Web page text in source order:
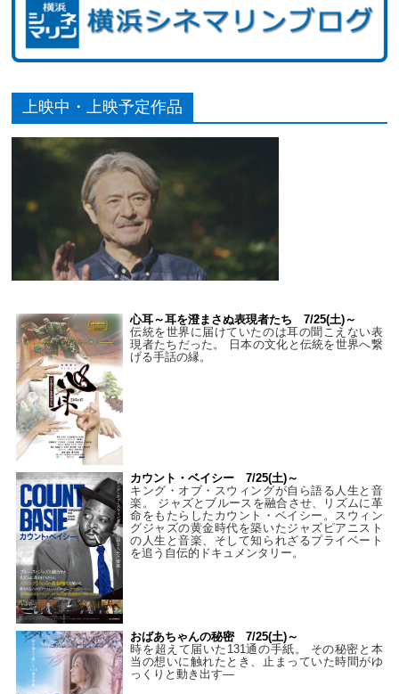
上映中・上映予定作品
心耳～耳を澄まさぬ表現者たち 7/25(土)～
伝統を世界に届けていたのは耳の聞こえない表
現者たちだった。 日本の文化と伝統を世界へ繋
げる手話の縁。
カウント・ベイシー 7/25(土)～
キング・オブ・スウィングが自ら語る人生と音
楽。 ジャズとブルースを融合させ、リズムに革
命をもたらしたカウント・ベイシー。スウィン
グジャズの黄金時代を築いたジャズピアニスト
の人生と音楽、そして知られざるプライベート
を追う自伝的ドキュメンタリー。
おばあちゃんの秘密 7/25(土)～
時を超えて届いた131通の手紙。 その秘密と本
当の想いに触れたとき、止まっていた時間がゆ
っくりと動き出す―